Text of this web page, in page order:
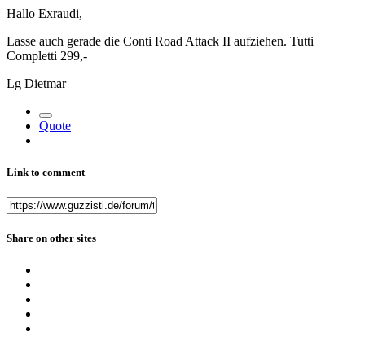
Hallo Exraudi,
Lasse auch gerade die Conti Road Attack II aufziehen. Tutti
Completti 299,-
Lg Dietmar
Quote
Link to comment
Share on other sites